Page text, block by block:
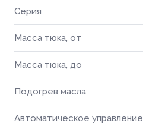
Серия
Масса тюка, от
Масса тюка, до
Подогрев масла
Автоматическое управление